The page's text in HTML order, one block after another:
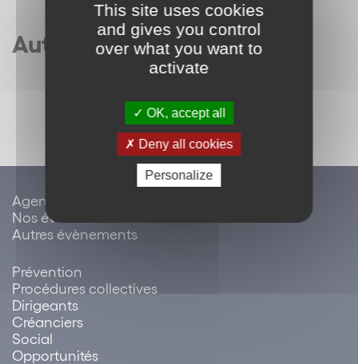
Autres articles
Agenda / évènements
Nos évènements
Autres évènements
Prévention
Procédures collectives
Dirigeants
Créanciers
Social
Opportunités
This site uses cookies
and gives you control
over what you want to
activate
OK, accept all
Deny all cookies
Personalize